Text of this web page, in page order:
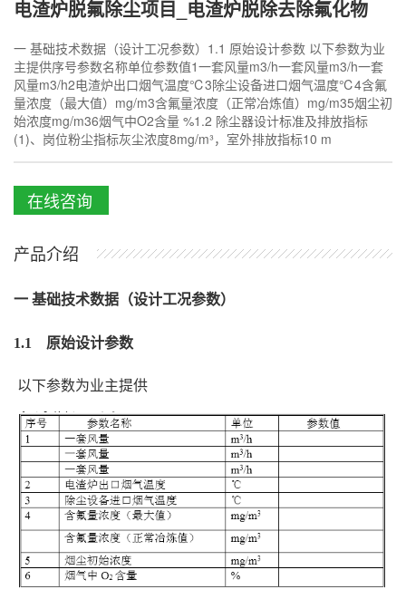
电渣炉脱氟除尘项目_电渣炉脱除去除氟化物
一 基础技术数据（设计工况参数）1.1 原始设计参数 以下参数为业
主提供序号参数名称单位参数值1一套风量m3/h一套风量m3/h一套
风量m3/h2电渣炉出口烟气温度℃3除尘设备进口烟气温度℃4含氟
量浓度（最大值）mg/m3含氟量浓度（正常冶炼值）mg/m35烟尘初
始浓度mg/m36烟气中O2含量 %1.2 除尘器设计标准及排放指标
(1)、岗位粉尘指标灰尘浓度8mg/m³，室外排放指标10 m
在线咨询
产品介绍
一 基础技术数据（设计工况参数）
1.1 原始设计参数
以下参数为业主提供